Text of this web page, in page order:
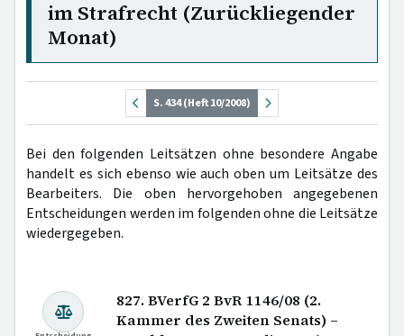
im Strafrecht (Zurückliegender
Monat)
S. 434 (Heft 10/2008)
Bei den folgenden Leitsätzen ohne besondere Angabe
handelt es sich ebenso wie auch oben um Leitsätze des
Bearbeiters. Die oben hervorgehoben angegebenen
Entscheidungen werden im folgenden ohne die Leitsätze
wiedergegeben.
827. BVerfG 2 BvR 1146/08 (2.
Kammer des Zweiten Senats) –